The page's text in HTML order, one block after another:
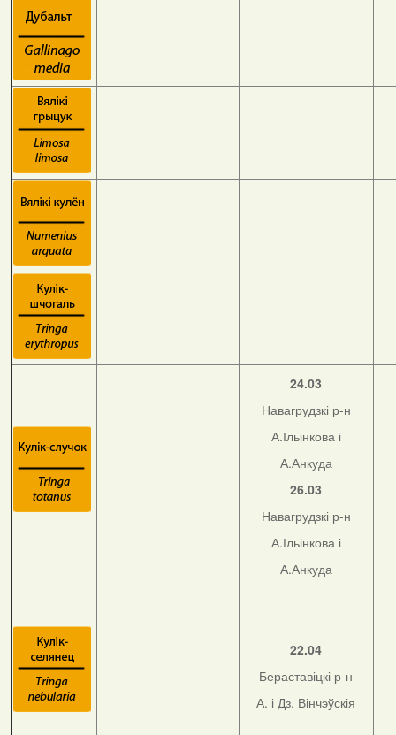
24.03
Навагрудзкі р-н
А.Ільінкова і
А.Анкуда
26.03
Навагрудзкі р-н
А.Ільінкова і
А.Анкуда
22.04
Бераставіцкі р-н
А. і Дз. Вінчэўскія